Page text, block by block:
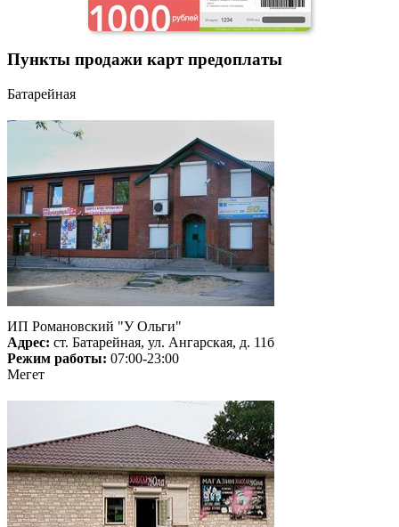
Пункты продажи карт предоплаты
Батарейная
ИП Романовский "У Ольги"
Адрес: ст. Батарейная, ул. Ангарская, д. 11б
Режим работы: 07:00-23:00
Мегет